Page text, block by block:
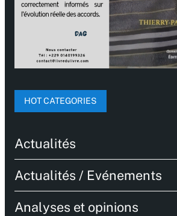
HOT CATEGORIES
Actualités
Actualités / Evénements
Analyses et opinions